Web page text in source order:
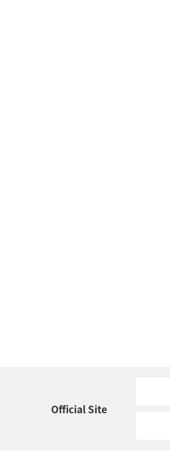
Official Site